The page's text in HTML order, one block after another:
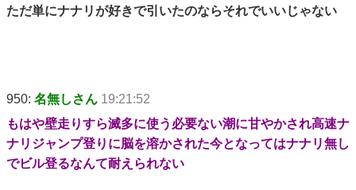
ただ単にナナリが好きで引いたのならそれでいいじゃない
950: 名無しさん 19:21:52
もはや壁走りすら滅多に使う必要ない潮に甘やかされ高速ナ
ナリジャンプ登りに脳を溶かされた今となってはナナリ無し
でビル登るなんて耐えられない